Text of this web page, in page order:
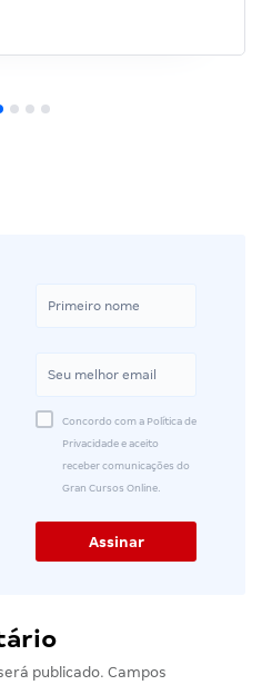
Concordo com a Política de
Privacidade e aceito
receber comunicações do
Gran Cursos Online.
publicado. Campos